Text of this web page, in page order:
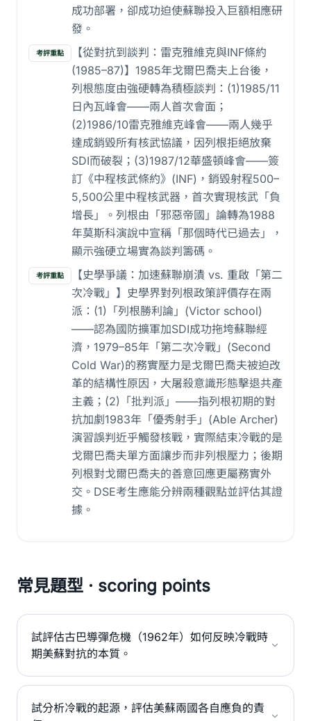
成功部署，卻成功迫使蘇聯投入巨額相應研
發。
考評重點
【從對抗到談判：雷克雅維克與INF條約
(1985–87)】1985年戈爾巴喬夫上台後，
列根態度由強硬轉為積極談判：(1)1985/11
日內瓦峰會——兩人首次會面；
(2)1986/10雷克雅維克峰會——兩人幾乎
達成銷毀所有核武協議，因列根拒絕放棄
SDI而破裂；(3)1987/12華盛頓峰會——簽
訂《中程核武條約》(INF)，銷毀射程500–
5,500公里中程核武器，首次實現核武「負
增長」。列根由「邪惡帝國」論轉為1988
年莫斯科演說中宣稱「那個時代已過去」，
顯示強硬立場實為談判籌碼。
考評重點
【史學爭議：加速蘇聯崩潰 vs. 重啟「第二
次冷戰」】史學界對列根政策評價存在兩
派：(1)「列根勝利論」(Victor school)
——認為國防擴軍加SDI成功拖垮蘇聯經
濟，1979–85年「第二次冷戰」(Second
Cold War)的務實壓力是戈爾巴喬夫被迫改
革的結構性原因，大屠殺意識形態擊退共產
主義；(2)「批判派」——指列根初期的對
抗加劇1983年「優秀射手」(Able Archer)
演習誤判近乎觸發核戰，實際結束冷戰的是
戈爾巴喬夫單方面讓步而非列根壓力；後期
列根對戈爾巴喬夫的善意回應更屬務實外
交。DSE考生應能分辨兩種觀點並評估其證
據。
常見題型 · scoring points
試評估古巴導彈危機（1962年）如何反映冷戰時
期美蘇對抗的本質。
試分析冷戰的起源，評估美蘇兩國各自應負的責